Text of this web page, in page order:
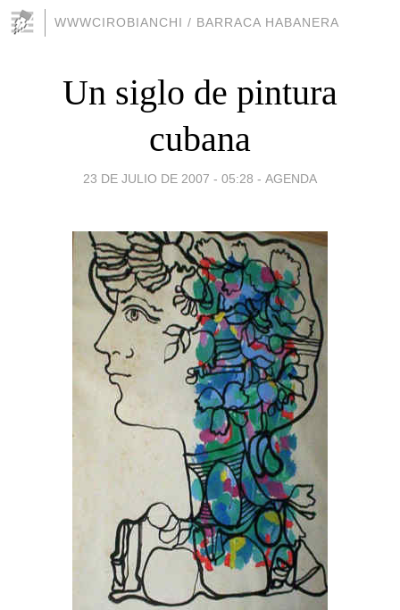
WWWCIROBIANCHI / BARRACA HABANERA
Un siglo de pintura
cubana
23 DE JULIO DE 2007 - 05:28 - AGENDA